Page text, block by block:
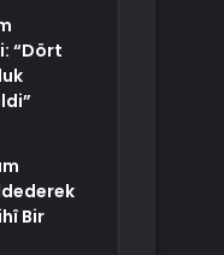
“Dört
Bir